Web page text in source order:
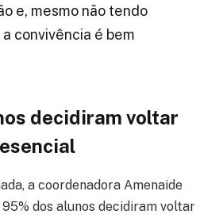
e, mesmo não tendo
convivência é bem
decidiram voltar
a coordenadora Amenaide
95% dos alunos decidiram voltar